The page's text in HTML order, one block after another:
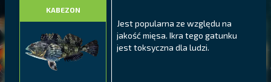
KABEZON
Jest popularna ze względu na
jakość mięsa. Ikra tego gatunku
jest toksyczna dla ludzi.
MALAWI
PYSZCZAK ZACHODNI
PÓŁNOCNE FIORDY WYSPY GALAPAGOS